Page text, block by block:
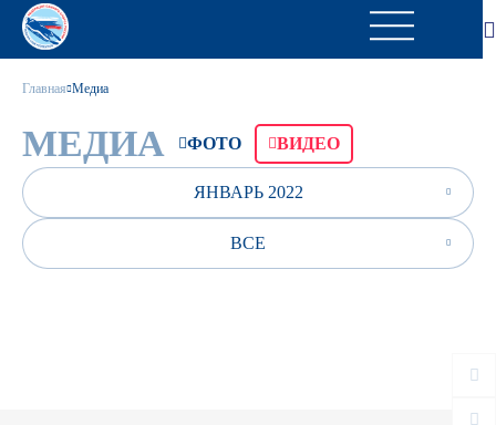
Главная Медиа
МЕДИА ФОТО ВИДЕО
ЯНВАРЬ 2022
ВСЕ